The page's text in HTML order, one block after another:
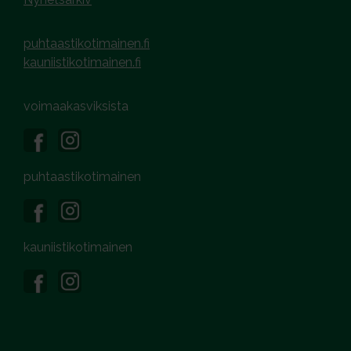
puhtaastikotimainen.fi
kauniistikotimainen.fi
voimaakasviksista
puhtaastikotimainen
kauniistikotimainen